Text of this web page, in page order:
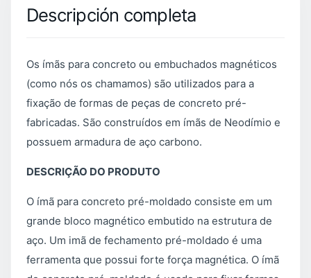
Descripción completa
Os ímãs para concreto ou embuchados magnéticos
(como nós os chamamos) são utilizados para a
fixação de formas de peças de concreto pré-
fabricadas. São construídos em ímãs de Neodímio e
possuem armadura de aço carbono.
DESCRIÇÃO DO PRODUTO
O ímã para concreto pré-moldado consiste em um
grande bloco magnético embutido na estrutura de
aço. Um imã de fechamento pré-moldado é uma
ferramenta que possui forte força magnética. O ímã